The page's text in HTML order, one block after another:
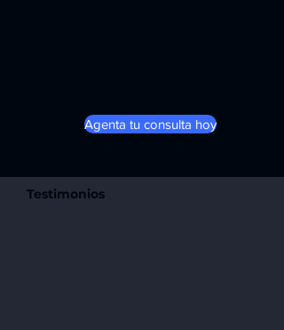
Agenta tu consulta hoy
Testimonios